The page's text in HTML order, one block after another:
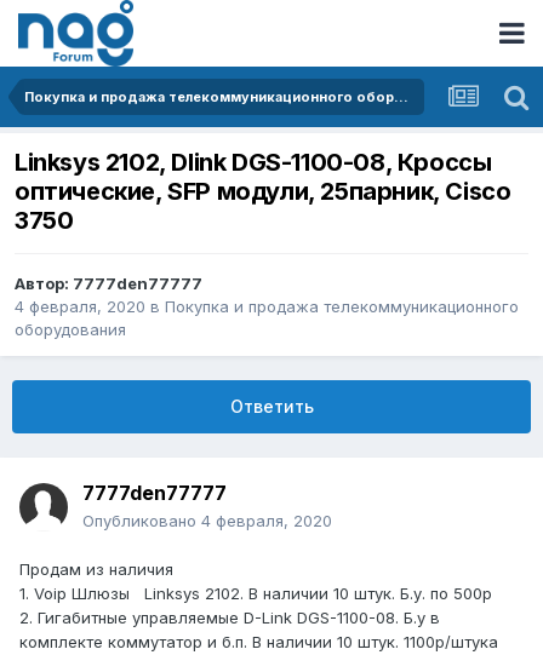
Покупка и продажа телекоммуникационного оборудования
Linksys 2102, Dlink DGS-1100-08, Кроссы
оптические, SFP модули, 25парник, Cisco
3750
Автор: 7777den77777
4 февраля, 2020 в Покупка и продажа телекоммуникационного
оборудования
Ответить
7777den77777
Опубликовано 4 февраля, 2020
Продам из наличия
1. Voip Шлюзы Linksys 2102. В наличии 10 штук. Б.у. по 500р
2. Гигабитные управляемые D-Link DGS-1100-08. Б.у в
комплекте коммутатор и б.п. В наличии 10 штук. 1100р/штука